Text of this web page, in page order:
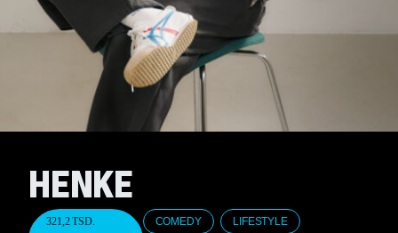
HENKE
321,2 TSD.
COMEDY LIFESTYLE